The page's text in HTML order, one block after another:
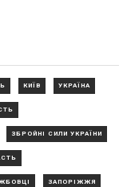
КИЇВ УКРАЇНА
ЗБРОЙНІ СИЛИ УКРАЇНИ
ЗАПОРІЖЖЯ